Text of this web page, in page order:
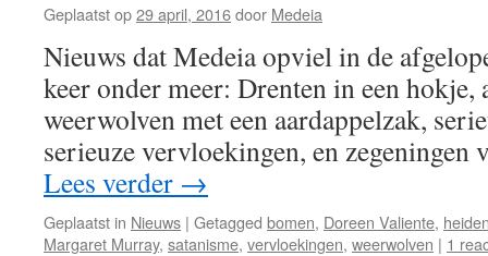
Geplaatst op29 april, 2016door Medeia
Nieuws dat Medeia opviel in de
keer onder meer: Drenten in een hokje,
weerwolven met een aardappelzak,
serieuze vervloekingen, en zegeningen
Lees verder →
Geplaatst in Nieuws | Getagged bomen, Doreen Valiente,
Margaret Murray, satanisme, vervloekingen, weerwolven | 1